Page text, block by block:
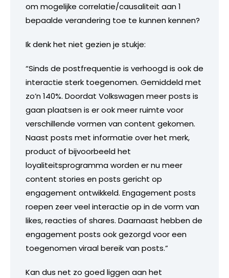
om mogelijke correlatie/causaliteit aan 1
bepaalde verandering toe te kunnen kennen?
Ik denk het niet gezien je stukje:
“Sinds de postfrequentie is verhoogd is ook de
interactie sterk toegenomen. Gemiddeld met
zo’n 140%. Doordat Volkswagen meer posts is
gaan plaatsen is er ook meer ruimte voor
verschillende vormen van content gekomen.
Naast posts met informatie over het merk,
product of bijvoorbeeld het
loyaliteitsprogramma worden er nu meer
content stories en posts gericht op
engagement ontwikkeld. Engagement posts
roepen zeer veel interactie op in de vorm van
likes, reacties of shares. Daarnaast hebben de
engagement posts ook gezorgd voor een
toegenomen viraal bereik van posts.”
Kan dus net zo goed liggen aan het